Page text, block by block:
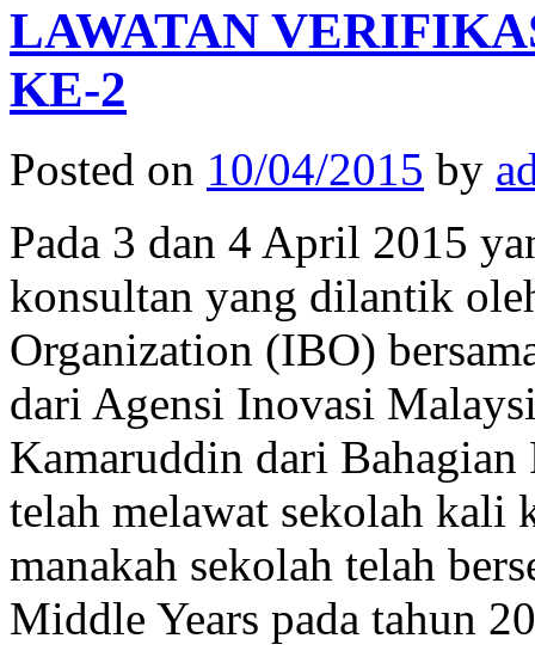
LAWATAN
KE-2
Posted on 10/04/2015 by
Pada 3 dan 4 April 2015
konsultan yang dilantik
Organization (IBO)
dari Agensi Inovasi
Kamaruddin dari
telah melawat sekolah kali
manakah sekolah telah
Middle Years pada tahun